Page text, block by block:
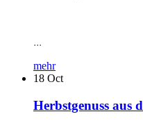
...
mehr
18 Oct
Herbstgenuss aus